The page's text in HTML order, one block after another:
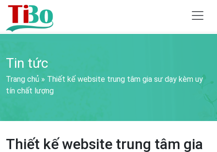
Tin tức
Trang chủ » Thiết kế website trung tâm gia sư dạy kèm uy
tín chất lượng
Thiết kế website trung tâm gia